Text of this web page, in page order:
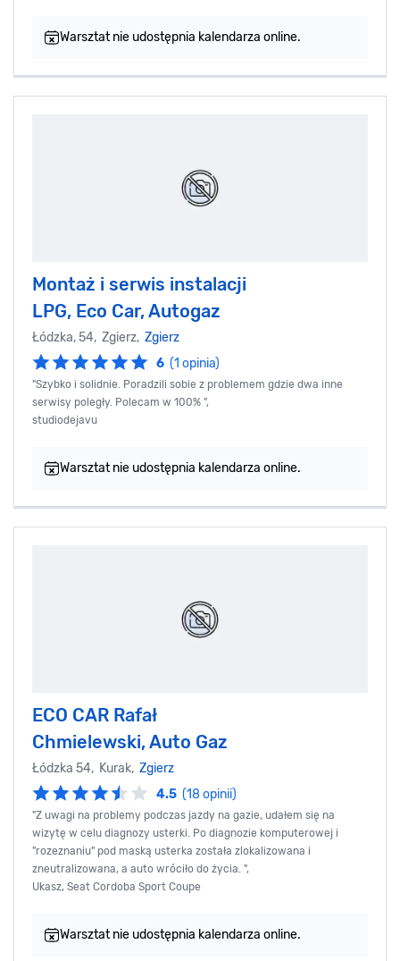
Warsztat nie udostępnia kalendarza online.
Montaż i serwis instalacji
LPG, Eco Car, Autogaz
Łódzka, 54, Zgierz, Zgierz
6 (1 opinia)
"Szybko i solidnie. Poradzili sobie z problemem gdzie dwa inne
serwisy poległy. Polecam w 100% ",
studiodejavu
Warsztat nie udostępnia kalendarza online.
ECO CAR Rafał
Chmielewski, Auto Gaz
Łódzka 54, Kurak, Zgierz
4.5 (18 opinii)
"Z uwagi na problemy podczas jazdy na gazie, udałem się na
wizytę w celu diagnozy usterki. Po diagnozie komputerowej i
"rozeznaniu" pod maską usterka została zlokalizowana i
zneutralizowana, a auto wróciło do życia. ",
Ukasz, Seat Cordoba Sport Coupe
Warsztat nie udostępnia kalendarza online.